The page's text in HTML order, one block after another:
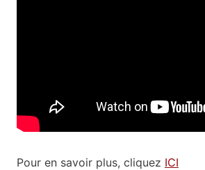
Pour en savoir plus, cliquez ICI